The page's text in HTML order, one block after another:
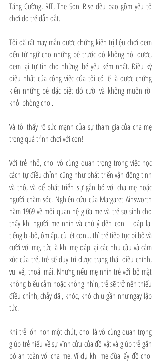
Tăng Cường, RIT, The Son Rise đều bao gồm yếu tố
chơi do trẻ dẫn dắt.
Tôi đã rất may mắn được chứng kiến trị liệu chơi đem
đến từ ngữ cho những bé trước đó không nói được,
đem lại tự tin cho những bé yếu kém nhất. Điều kỳ
diệu nhất của công việc của tôi có lẽ là được chứng
kiến những bé đặc biệt đó cười và không muốn rời
khỏi phòng chơi.
Và tôi thấy rõ sức mạnh của sự tham gia của cha mẹ
trong quá trình chơi với con!
Với trẻ nhỏ, chơi vô cùng quan trọng trong việc học
cách tự điều chỉnh cũng như phát triển vận động tinh
và thô, và để phát triển sự gắn bó với cha mẹ hoặc
người chăm sóc. Nghiên cứu của Margaret Ainsworth
năm 1969 về mối quan hệ giữa mẹ và trẻ sơ sinh cho
thấy khi người mẹ nhìn và chú ý đến con – đáp lại
tiếng bi-bô, ôm ấp, cù lét con… thì trẻ tiếp tục bi bô và
cười với mẹ, tức là khi mẹ đáp lại các nhu cầu và cảm
xúc của trẻ, trẻ sẽ duy trì được trạng thái điều chỉnh,
vui vẻ, thoải mái. Nhưng nếu mẹ nhìn trẻ với bộ mặt
không biểu cảm hoặc không nhìn, trẻ sẽ trở nên thiếu
điều chỉnh, chảy dãi, khóc, khó chịu gần như ngay lập
tức.
Khi trẻ lớn hơn một chút, chơi là vô cùng quan trọng
giúp trẻ hiểu về sự vĩnh cửu của đồ vật và giúp trẻ gắn
bó an toàn với cha mẹ. Ví dụ khi mẹ đùa lấy đồ chơi